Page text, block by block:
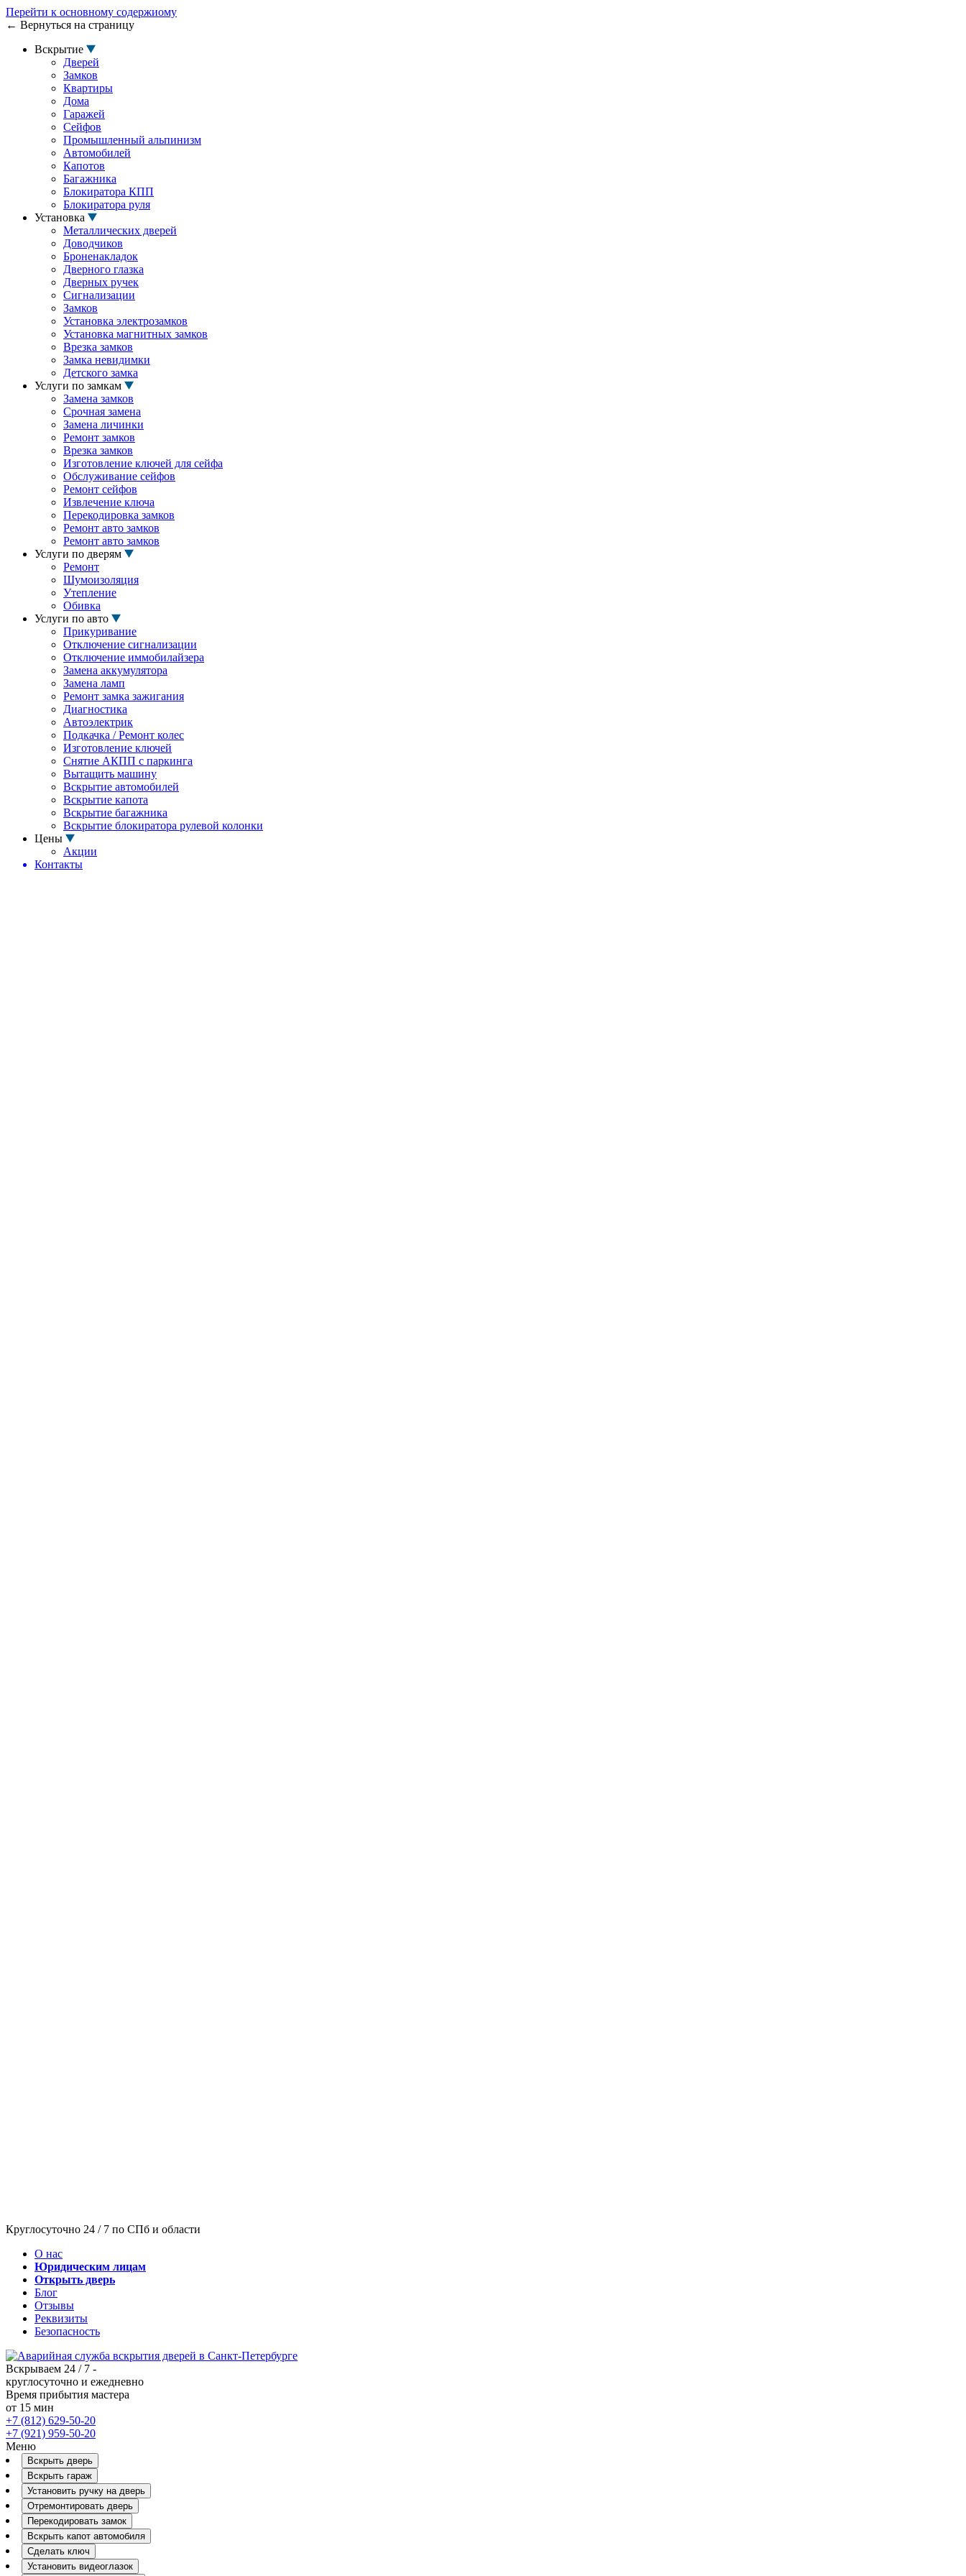
Перейти к основному содержиому
← Вернуться на страницу
Вскрытие
Дверей
Замков
Квартиры
Дома
Гаражей
Сейфов
Промышленный альпинизм
Автомобилей
Капотов
Багажника
Блокиратора КПП
Блокиратора руля
Установка
Металлических дверей
Доводчиков
Броненакладок
Дверного глазка
Дверных ручек
Сигнализации
Замков
Установка электрозамков
Установка магнитных замков
Врезка замков
Замка невидимки
Детского замка
Услуги по замкам
Замена замков
Срочная замена
Замена личинки
Ремонт замков
Врезка замков
Изготовление ключей для сейфа
Обслуживание сейфов
Ремонт сейфов
Извлечение ключа
Перекодировка замков
Ремонт авто замков
Ремонт авто замков
Услуги по дверям
Ремонт
Шумоизоляция
Утепление
Обивка
Услуги по авто
Прикуривание
Отключение сигнализации
Отключение иммобилайзера
Замена аккумулятора
Замена ламп
Ремонт замка зажигания
Диагностика
Автоэлектрик
Подкачка / Ремонт колес
Изготовление ключей
Снятие АКПП с паркинга
Вытащить машину
Вскрытие автомобилей
Вскрытие капота
Вскрытие багажника
Вскрытие блокиратора рулевой колонки
Цены
Акции
Контакты
Круглосуточно 24 / 7 по СПб и области
О нас
Юридическим лицам
Открыть дверь
Блог
Отзывы
Реквизиты
Безопасность
Вскрываем 24 / 7 -
круглосуточно и ежедневно
Время прибытия мастера
от 15 мин
+7 (812) 629-50-20
+7 (921) 959-50-20
Меню
Вскрыть дверь
Вскрыть гараж
Установить ручку на дверь
Отремонтировать дверь
Перекодировать замок
Вскрыть капот автомобиля
Сделать ключ
Установить видеоглазок